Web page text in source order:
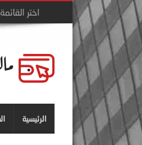
الرئيسية